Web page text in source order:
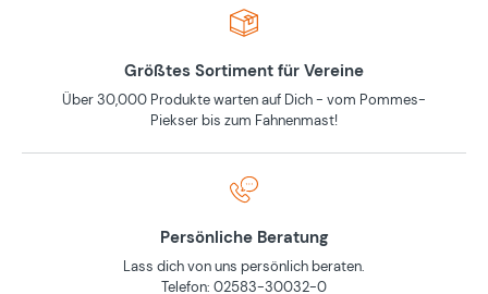
Größtes Sortiment für Vereine
Über 30,000 Produkte warten auf Dich - vom Pommes-
Piekser bis zum Fahnenmast!
Persönliche Beratung
Lass dich von uns persönlich beraten.
Telefon: 02583-30032-0